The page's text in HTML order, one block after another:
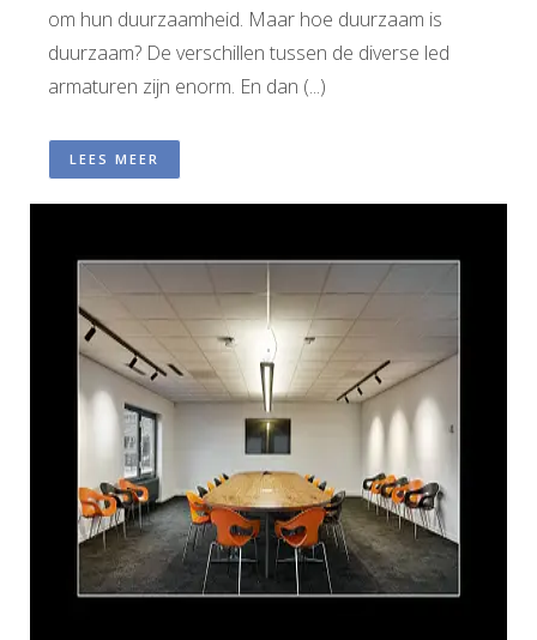
om hun duurzaamheid. Maar hoe duurzaam is
duurzaam? De verschillen tussen de diverse led
armaturen zijn enorm. En dan (...)
LEES MEER